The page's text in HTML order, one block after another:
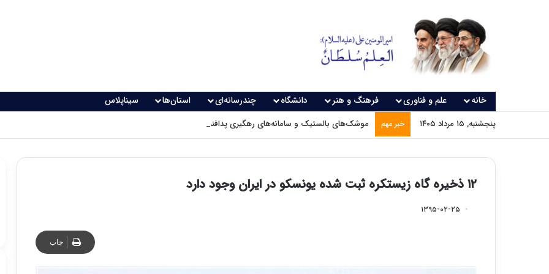
خانه علم و فناوری فرهنگ و هنر دانشگاه چندرسانه‌ای استان‌ها سیناپلاس
پنجشنبه, ۱۵ مرداد ۱۴۰۵ خبر مهم موشک‌های بالستیک و سامانه‌های رهگیری پدافندی چگونه کار می کنند؟
۱۲ ذخیره گاه زیستکره ثبت شده یونسکو در ایران وجود دارد
۱۳۹۵-۰۲-۲۵
چاپ